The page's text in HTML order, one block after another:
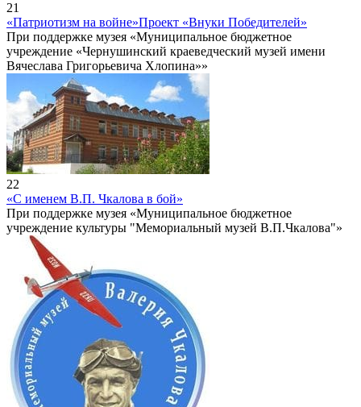
21
«Патриотизм на войне»Проект «Внуки Победителей»
При поддержке музея «Муниципальное бюджетное
учреждение «Чернушинский краеведческий музей имени
Вячеслава Григорьевича Хлопина»»
22
«С именем В.П. Чкалова в бой»
При поддержке музея «Муниципальное бюджетное
учреждение культуры "Мемориальный музей В.П.Чкалова"»